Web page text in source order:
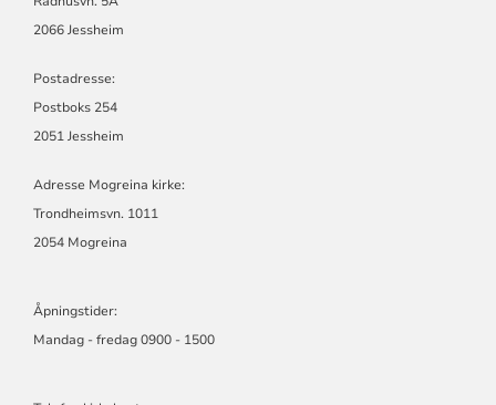
2066 Jessheim
Postadresse:
Postboks 254
2051 Jessheim
Adresse Mogreina kirke:
Trondheimsvn. 1011
2054 Mogreina
Åpningstider:
Mandag - fredag 0900 - 1500